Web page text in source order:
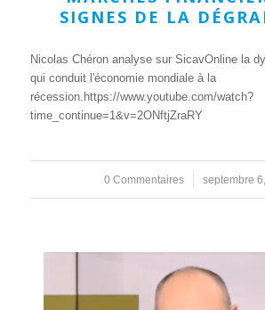
SIGNES DE LA
Nicolas Chéron analyse sur SicavOnline la
qui conduit l'économie mondiale à la
récession.https://www.youtube.com/watch?
time_continue=1&v=2ONftjZraRY
0 Commentaires
/ septembre